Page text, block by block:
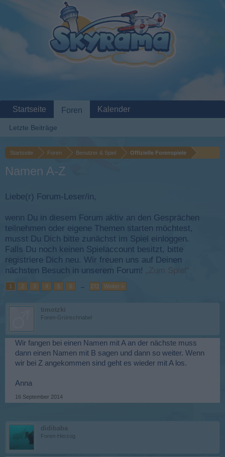
Startseite Foren Benutzer & Spiel Offizielle Forenspiele
Namen A-Z
Liebe(r) Forum-Leser/in,
wenn Du in diesem Forum aktiv an den Gesprächen
teilnehmen oder eigene Themen starten möchtest,
musst Du Dich bitte zunächst im Spiel einloggen.
Falls Du noch keinen Spielaccount besitzt, bitte
registriere Dich neu. Wir freuen uns auf Deinen
nächsten Besuch in unserem Forum! „Zum Spiel“
1 2 3 4 5 6 → 272 Weiter >
timotzki
Foren-Grünschnabel
Wir fangen bei einen Namen mit A an der nächste muss
dann einen Namen mit B sagen und dann so weiter. Wenn
wir bei Z angekommen sind geht es wieder mit A los.
Anna
16 September 2014
didibaba
Foren-Herzog
Startseite Foren
Letzte Beiträge
Kalender